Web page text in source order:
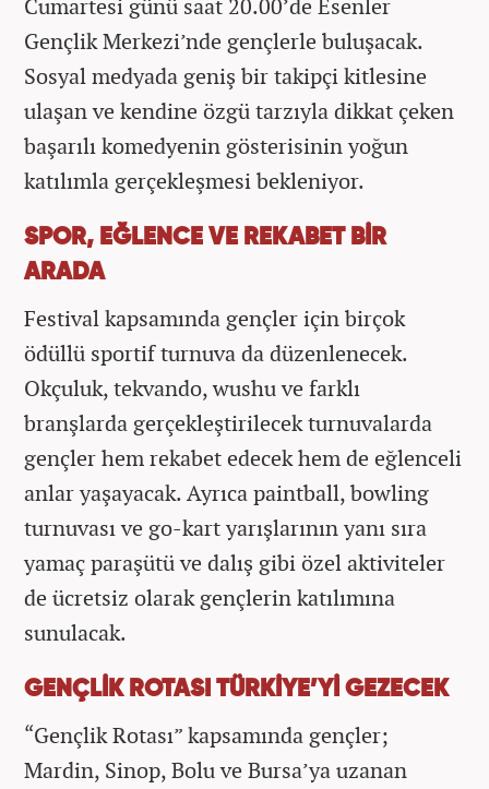
Gençlik Merkezi’nde gençlerle buluşacak.
Sosyal medyada geniş bir takipçi kitlesine
ulaşan ve kendine özgü tarzıyla dikkat çeken
başarılı komedyenin gösterisinin yoğun
katılımla gerçekleşmesi bekleniyor.
SPOR, EĞLENCE VE REKABET BİR
ARADA
Festival kapsamında gençler için birçok
ödüllü sportif turnuva da düzenlenecek.
Okçuluk, tekvando, wushu ve farklı
branşlarda gerçekleştirilecek turnuvalarda
gençler hem rekabet edecek hem de eğlenceli
anlar yaşayacak. Ayrıca paintball, bowling
turnuvası ve go-kart yarışlarının yanı sıra
yamaç paraşütü ve dalış gibi özel aktiviteler
de ücretsiz olarak gençlerin katılımına
sunulacak.
GENÇLİK ROTASI TÜRKİYE’Yİ GEZECEK
“Gençlik Rotası” kapsamında gençler;
Mardin, Sinop, Bolu ve Bursa’ya uzanan